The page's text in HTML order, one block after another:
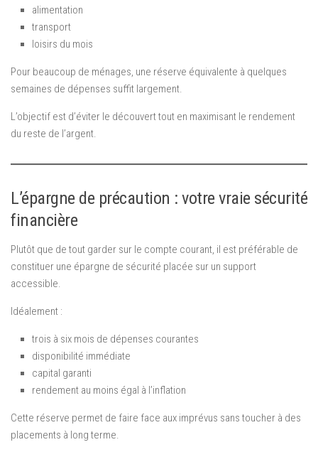
alimentation
transport
loisirs du mois
Pour beaucoup de ménages, une réserve équivalente à quelques
semaines de dépenses suffit largement.
L’objectif est d’éviter le découvert tout en maximisant le rendement
du reste de l’argent.
L’épargne de précaution : votre vraie sécurité
financière
Plutôt que de tout garder sur le compte courant, il est préférable de
constituer une épargne de sécurité placée sur un support
accessible.
Idéalement :
trois à six mois de dépenses courantes
disponibilité immédiate
capital garanti
rendement au moins égal à l’inflation
Cette réserve permet de faire face aux imprévus sans toucher à des
placements à long terme.